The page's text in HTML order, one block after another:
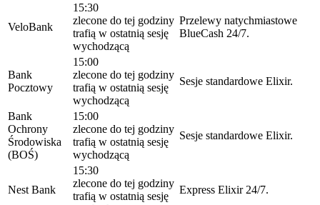
VeloBank
15:30
zlecone do tej godziny
trafią w ostatnią sesję
wychodzącą
Przelewy natychmiastowe
BlueCash 24/7.
Bank
Pocztowy
15:00
zlecone do tej godziny
trafią w ostatnią sesję
wychodzącą
Sesje standardowe Elixir.
Bank
Ochrony
Środowiska
(BOŚ)
15:00
zlecone do tej godziny
trafią w ostatnią sesję
wychodzącą
Sesje standardowe Elixir.
Nest Bank
15:30
zlecone do tej godziny
trafią w ostatnią sesję
Express Elixir 24/7.